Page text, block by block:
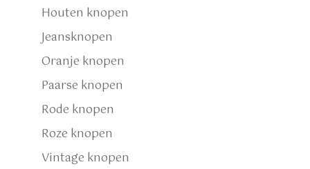
Houten knopen
Jeansknopen
Oranje knopen
Paarse knopen
Rode knopen
Roze knopen
Vintage knopen